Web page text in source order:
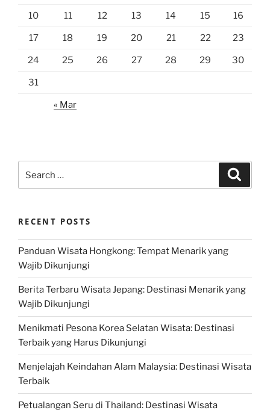
10 11 12 13 14 15 16
17 18 19 20 21 22 23
24 25 26 27 28 29 30
31
« Mar
for:
RECENT POSTS
Panduan Wisata Hongkong: Tempat Menarik yang
Wajib Dikunjungi
Berita Terbaru Wisata Jepang: Destinasi Menarik yang
Wajib Dikunjungi
Menikmati Pesona Korea Selatan Wisata: Destinasi
Terbaik yang Harus Dikunjungi
Menjelajah Keindahan Alam Malaysia: Destinasi Wisata
Terbaik
Petualangan Seru di Thailand: Destinasi Wisata